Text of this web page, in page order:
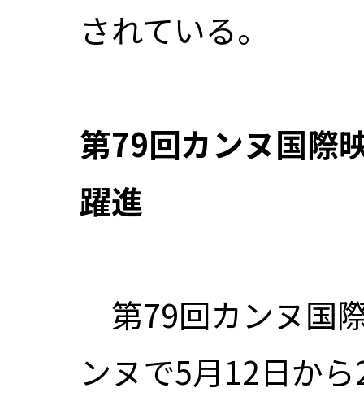
されている。
第79回カンヌ国際
躍進
第79回カンヌ国
ンヌで5月12日か